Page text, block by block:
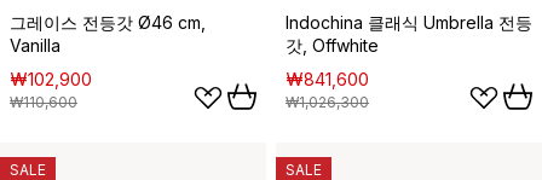
그레이스 전등갓 Ø46 cm,
Vanilla
₩102,900
₩110,600
Indochina 클래식 Umbrella 전등
갓, Offwhite
₩841,600
₩1,026,300
SALE SALE